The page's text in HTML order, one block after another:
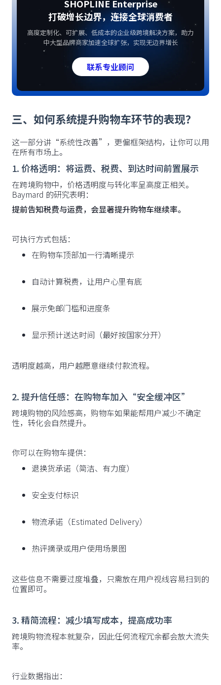
SHOPLINE Enterprise
打破增长边界，连接全球消费者
高度定制化、可扩展、低成本的企业级跨境解决方案，助力
中大型品牌商家加速全球扩张，实现无边界增长
联系专业顾问
三、如何系统提升购物车环节的表现？
这一部分讲“系统性改善”，更偏框架结构，让你可以用
在所有市场上。
1. 价格透明：将运费、税费、到达时间前置展示
在跨境购物中，价格透明度与转化率呈高度正相关。
Baymard 的研究表明：
提前告知税费与运费，会显著提升购物车继续率。
可执行方式包括：
在购物车顶部加一行清晰提示
自动计算税费，让用户心里有底
展示免邮门槛和进度条
显示预计送达时间（最好按国家分开）
透明度越高，用户越愿意继续付款流程。
2. 提升信任感：在购物车加入“安全缓冲区”
跨境购物的风险感高，购物车如果能帮用户减少不确定
性，转化会自然提升。
你可以在购物车提供：
退换货承诺（简洁、有力度）
安全支付标识
物流承诺（Estimated Delivery）
热评摘录或用户使用场景图
这些信息不需要过度堆叠，只需放在用户视线容易扫到的
位置即可。
3. 精简流程：减少填写成本，提高成功率
跨境购物流程本就复杂，因此任何流程冗余都会放大流失
率。
行业数据指出：